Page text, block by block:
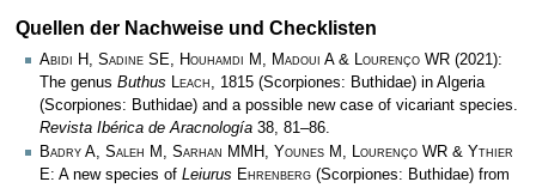
Quellen der Nachweise und Checklisten
Abidi H, Sadine SE, Houhamdi M, Madoui A & Lourenço WR (2021):
The genus Buthus Leach, 1815 (Scorpiones: Buthidae) in Algeria
(Scorpiones: Buthidae) and a possible new case of vicariant species.
Revista Ibérica de Aracnología 38, 81–86.
Badry A, Saleh M, Sarhan MMH, Younes M, Lourenço WR & Ythier
E: A new species of Leiurus Ehrenberg (Scorpiones: Buthidae) from